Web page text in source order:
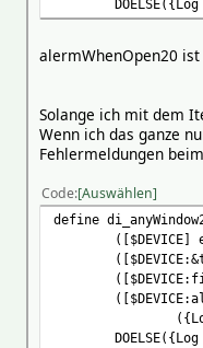
alermWhenOpen20 ist
Solange ich mit dem
Wenn ich das ganze
Fehlermeldungen
Code Auswählen
define